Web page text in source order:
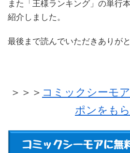
また「王様ランキング」の単行
紹介しました。
最後まで読んでいただきありが
＞＞＞ コミックシーモ
ポンをも